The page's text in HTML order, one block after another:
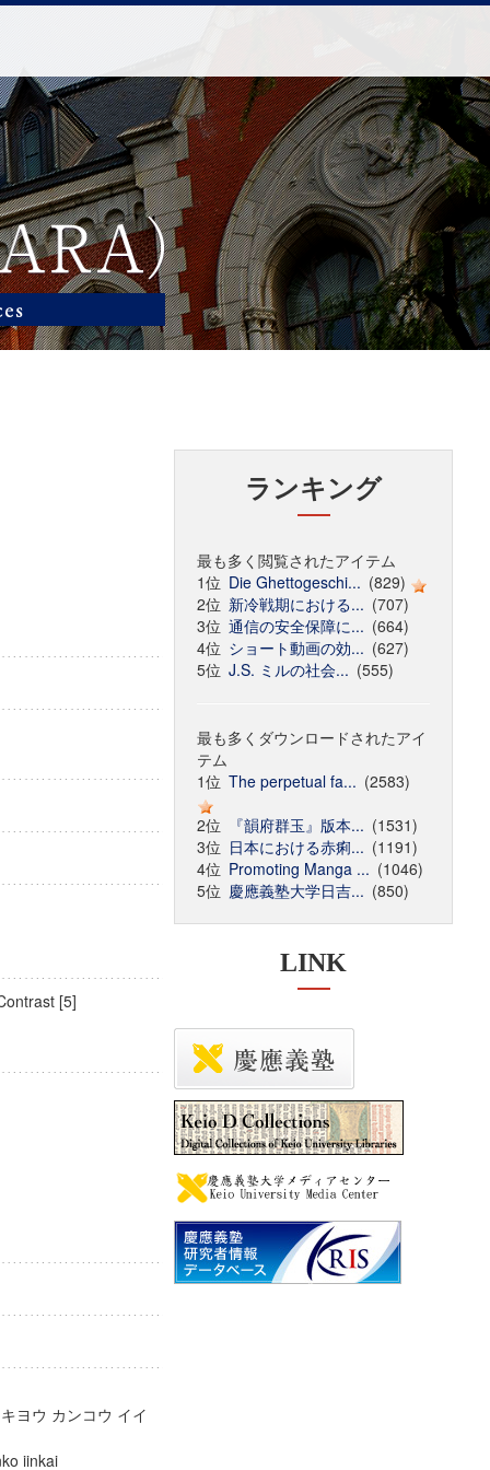
[5]
ヨウ カンコウ イイ
iinkai
ランキング
最も多く閲覧されたアイテム
1位 Die Ghettogeschi... (829)
2位 新冷戦期における... (707)
3位 通信の安全保障に... (664)
4位 ショート動画の効... (627)
5位 J.S. ミルの社会... (555)
最も多くダウンロードされたアイ
テム
1位 The perpetual fa... (2583)
2位
『韻府群玉』版本... (1531)
3位 日本における赤痢... (1191)
4位 Promoting Manga ... (1046)
5位 慶應義塾大学日吉... (850)
LINK